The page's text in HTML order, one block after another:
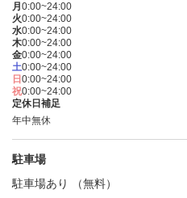
月 0:00~24:00
火0:00~24:00
水0:00~24:00
木0:00~24:00
金0:00~24:00
土0:00~24:00
日 0:00~24:00
祝0:00~24:00
定休日補足
年中無休
駐車場
駐車場あり （無料）